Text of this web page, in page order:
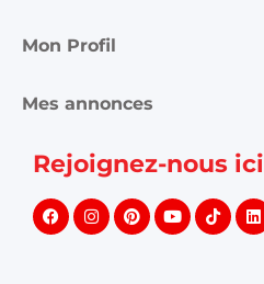
Mon Profil
Mes annonces
Rejoignez-nous ici